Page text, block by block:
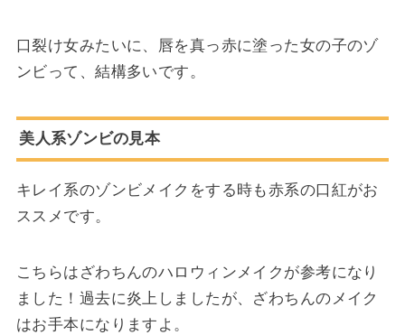
口裂け女みたいに、唇を真っ赤に塗った女の子のゾ
ンビって、結構多いです。
美人系ゾンビの見本
キレイ系のゾンビメイクをする時も赤系の口紅がお
ススメです。
こちらはざわちんのハロウィンメイクが参考になり
ました！過去に炎上しましたが、ざわちんのメイク
はお手本になりますよ。